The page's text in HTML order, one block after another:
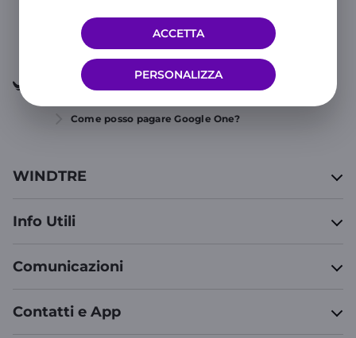
PERSONALIZZA
ACCETTA
Supporto Hub Servizi
Come posso pagare Google One?
WINDTRE
Info Utili
Comunicazioni
Contatti e App